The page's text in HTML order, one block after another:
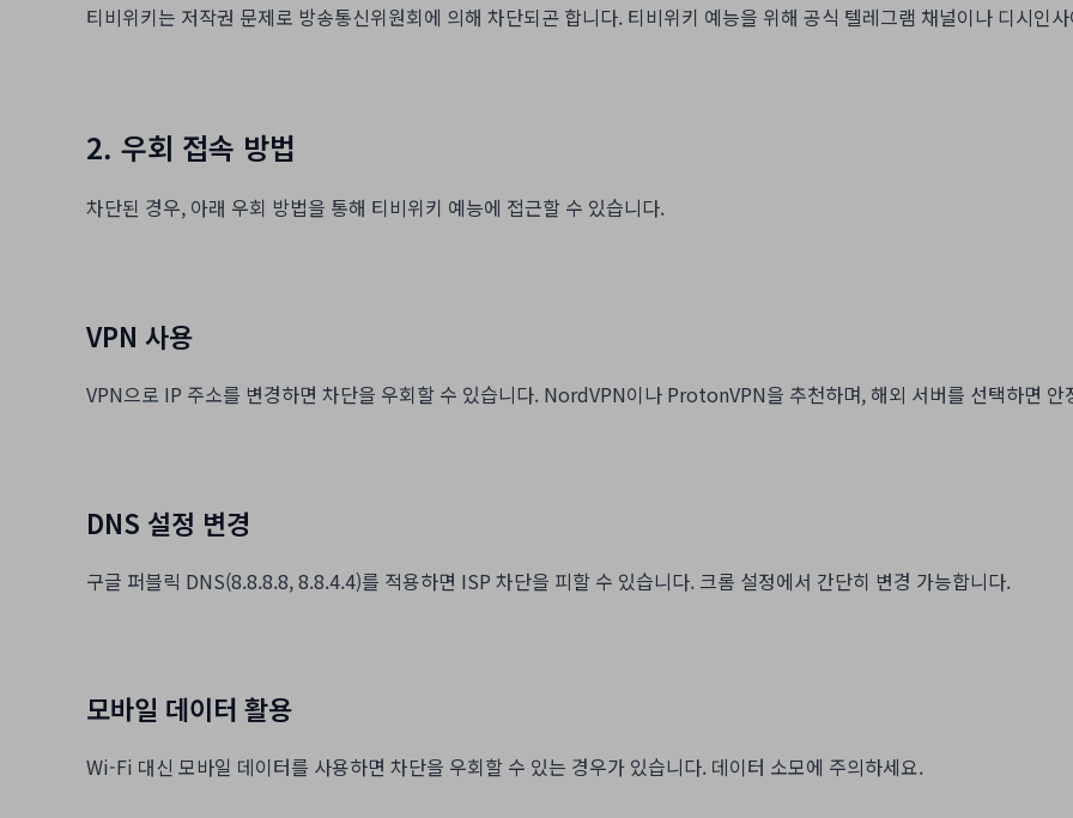
티비위키는 저작권 문제로 방송통신위원회에 의해 차단되곤 합니다. 티비위키 예능을 위해 공식 텔레그램 채널이나 디시인
2. 우회 접속 방법
차단된 경우, 아래 우회 방법을 통해 티비위키 예능에 접근할 수 있습니다.
VPN 사용
VPN으로 IP 주소를 변경하면 차단을 우회할 수 있습니다. NordVPN이나 ProtonVPN을 추천하며, 해외 서버를 선택하면 안
DNS 설정 변경
구글 퍼블릭 DNS(8.8.8.8, 8.8.4.4)를 적용하면 ISP 차단을 피할 수 있습니다. 크롬 설정에서 간단히 변경 가능합니다.
모바일 데이터 활용
Wi-Fi 대신 모바일 데이터를 사용하면 차단을 우회할 수 있는 경우가 있습니다. 데이터 소모에 주의하세요.